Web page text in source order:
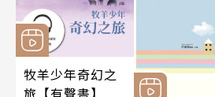
牧羊少年奇幻之
旅【有聲書】